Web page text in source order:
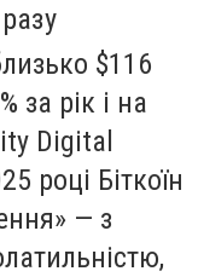
$116
за рік і на
Digital
році Біткоїн
— з